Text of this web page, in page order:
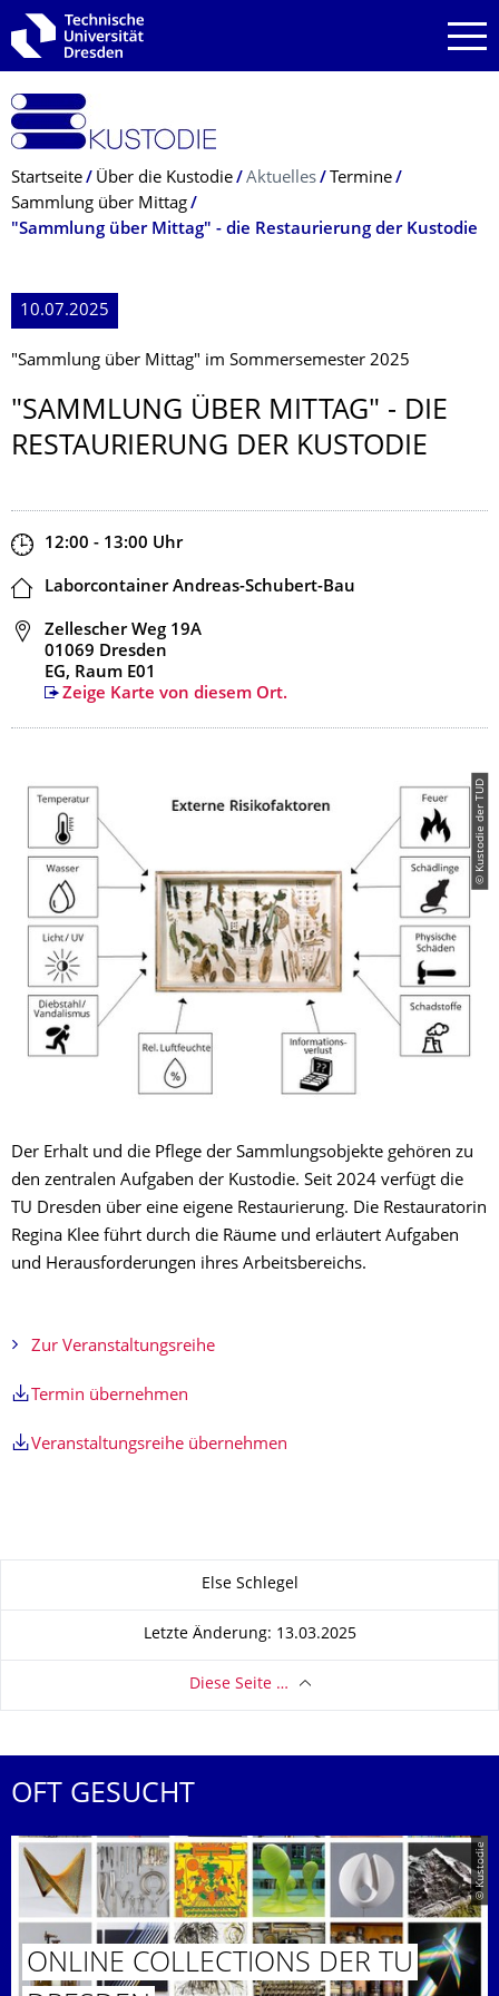
Zur Hauptnavigation springen
Zur Suche springen
Zum Inhalt springen
Breadcrumb-Menü
Startseite Über die Kustodie Aktuelles
Termine
Sammlung über Mittag
"Sammlung über Mittag" - die Restaurierung der Kustodie
10.07.2025
"Sammlung über Mittag" im Sommersemester 2025
"SAMMLUNG ÜBER MITTAG" - DIE
RESTAURIERUNG DER KUSTODIE
Zeit
12:00 - 13:00 Uhr
Ort
Laborcontainer Andreas-Schubert-Bau
Adresse
Zellescher Weg 19A
01069 Dresden
EG, Raum E01
Zeige Karte von diesem Ort.
© Kustodie der TUD
Der Erhalt und die Pflege der Sammlungsobjekte gehören zu
den zentralen Aufgaben der Kustodie. Seit 2024 verfügt die
TU Dresden über eine eigene Restaurierung. Die Restauratorin
Regina Klee führt durch die Räume und erläutert Aufgaben
und Herausforderungen ihres Arbeitsbereichs.
Zur Veranstaltungsreihe
Termin übernehmen
Veranstaltungsreihe übernehmen
Else Schlegel
Letzte Änderung: 13.03.2025
Diese Seite …
OFT GESUCHT
© Kustodie
ONLINE COLLECTIONS DER TU